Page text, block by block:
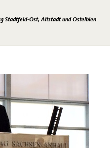
Stadtfeld-Ost, Altstadt und Ostelbien